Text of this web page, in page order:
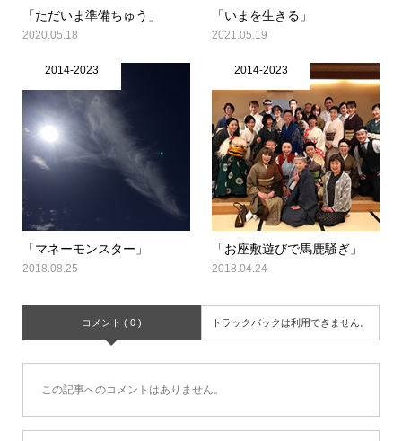
「ただいま準備ちゅう」
2020.05.18
「いまを生きる」
2021.05.19
2014-2023
「マネーモンスター」
2018.08.25
2014-2023
「お座敷遊びで馬鹿騒ぎ」
2018.04.24
コメント ( 0 ) トラックバックは利用できません。
この記事へのコメントはありません。